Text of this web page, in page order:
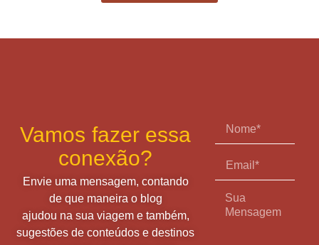
Vamos fazer essa
conexão?
Envie uma mensagem, contando
de que maneira o blog
ajudou na sua viagem e também,
sugestões de conteúdos e destinos